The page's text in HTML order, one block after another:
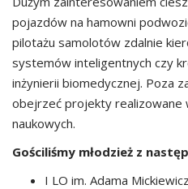
pojazdów na hamowni
pilotażu samolotów zdalnie
systemów inteligentnych czy
inżynierii biomedycznej. Poza
obejrzeć projekty realizowane
naukowych.
Gościliśmy młodzież z
I LO im. Adama